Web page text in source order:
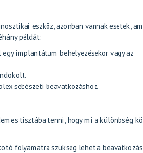
eszköz, azonban vannak esetek,
példát:
implantátum behelyezésekor vagy az
sebészeti beavatkozáshoz.
tisztába tenni, hogy mi a különbség
folyamatra szükség lehet a beavatkozás